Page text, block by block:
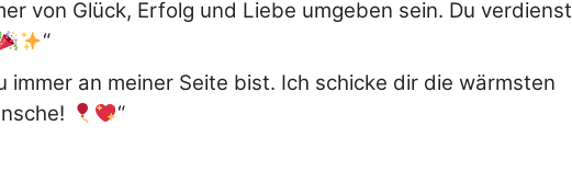
von Glück, Erfolg und Liebe umgeben sein. Du verdienst
“
immer an meiner Seite bist. Ich schicke dir die wärmsten
“